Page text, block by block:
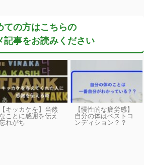
ての方はこちらの
記事をお読みください
【キッカケを】当然
なことに感謝を伝え
れがち
【慢性的な疲労感】
自分の体はベストコ
ンディション？？